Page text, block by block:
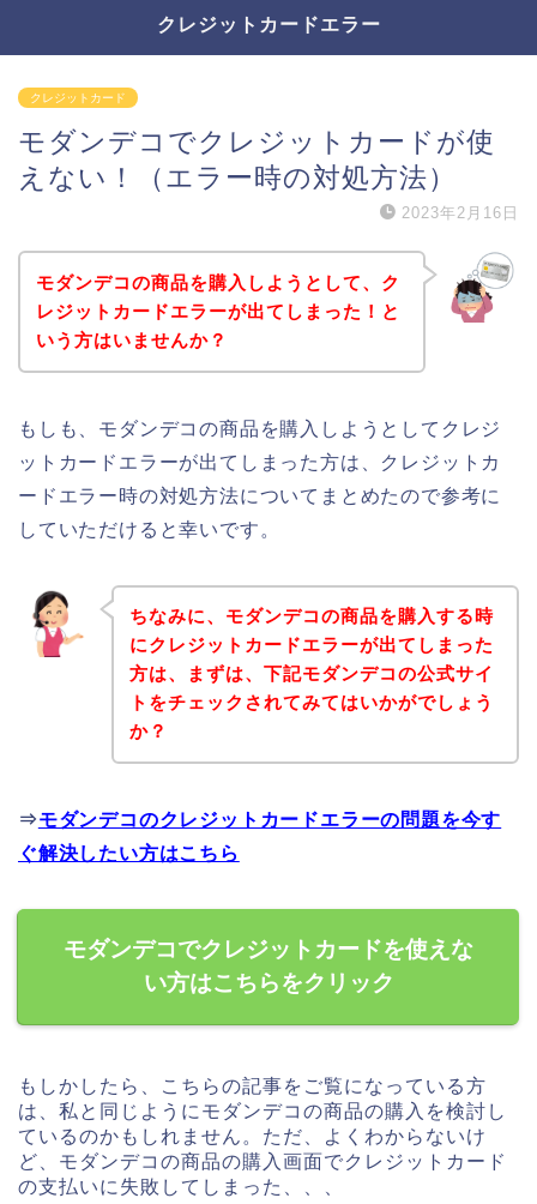
クレジットカードエラー
クレジットカード
モダンデコでクレジットカードが使
えない！（エラー時の対処方法）
2023年2月16日
モダンデコの商品を購入しようとして、ク
レジットカードエラーが出てしまった！と
いう方はいませんか？
もしも、モダンデコの商品を購入しようとしてクレジ
ットカードエラーが出てしまった方は、クレジットカ
ードエラー時の対処方法についてまとめたので参考に
していただけると幸いです。
ちなみに、モダンデコの商品を購入する時
にクレジットカードエラーが出てしまった
方は、まずは、下記モダンデコの公式サイ
トをチェックされてみてはいかがでしょう
か？
⇒モダンデコのクレジットカードエラーの問題を今す
ぐ解決したい方はこちら
モダンデコでクレジットカードを使えな
い方はこちらをクリック
もしかしたら、こちらの記事をご覧になっている方
は、私と同じようにモダンデコの商品の購入を検討し
ているのかもしれません。ただ、よくわからないけ
ど、モダンデコの商品の購入画面でクレジットカード
の支払いに失敗してしまった、、、